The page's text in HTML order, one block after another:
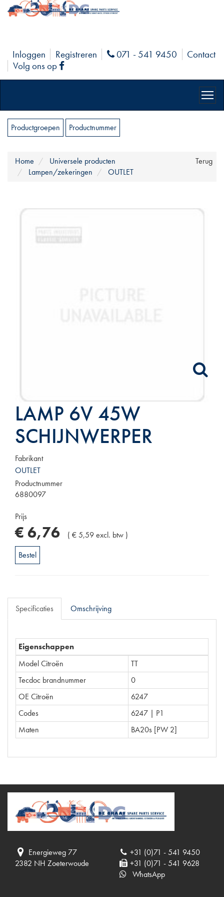
Inloggen Registreren Phone
071 - 541 9450
Contact
Volg ons op
Facebook
Productgroepen Productnummer
Terug
Home
Universele producten
Lampen/zekeringen
OUTLET
LAMP 6V 45W
SCHIJNWERPER
Fabrikant
OUTLET
Productnummer
6880097
Prijs
€ 6,76 ( €5,59excl. btw )
Bestel
Specificaties Omschrijving
Eigenschappen
Model Citroën
TT
Tecdoc brandnummer
0
OE Citroën
6247
Codes
6247 | P1
Maten
BA20s [PW 2]
Energieweg 77
2382 NH Zoeterwoude
+31 (0)71 - 541 9450
+31 (0)71 - 541 9628
WhatsApp